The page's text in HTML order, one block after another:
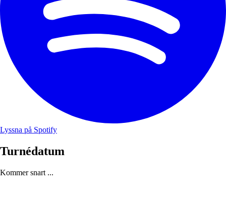
Lyssna på Spotify
Turnédatum
Kommer snart ...